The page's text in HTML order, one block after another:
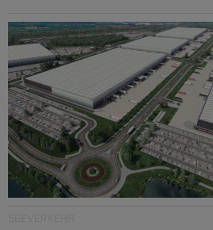
von Hormuz.